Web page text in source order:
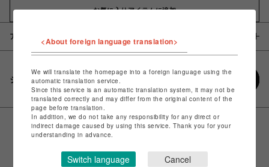
お気に入りアイテムに追加
アイテム説明 / 素材
シェアする
<About foreign language translation>
We will translate the homepage into a foreign language using the
automatic translation service.
Since this service is an automatic translation system, it may not be
translated correctly and may differ from the original content of the
page before translation.
In addition, we do not take any responsibility for any direct or
indirect damage caused by using this service. Thank you for your
understanding in advance.
Switch language Cancel